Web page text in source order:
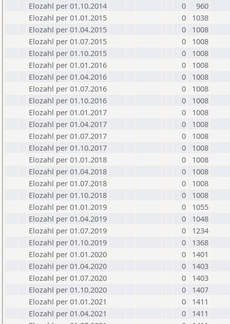
Elozahl per 01.10.2014
0
960
Elozahl per 01.01.2015
0
1038
Elozahl per 01.04.2015
0
1008
Elozahl per 01.07.2015
0
1008
Elozahl per 01.10.2015
0
1008
Elozahl per 01.01.2016
0
1008
Elozahl per 01.04.2016
0
1008
Elozahl per 01.07.2016
0
1008
Elozahl per 01.10.2016
0
1008
Elozahl per 01.01.2017
0
1008
Elozahl per 01.04.2017
0
1008
Elozahl per 01.07.2017
0
1008
Elozahl per 01.10.2017
0
1008
Elozahl per 01.01.2018
0
1008
Elozahl per 01.04.2018
0
1008
Elozahl per 01.07.2018
0
1008
Elozahl per 01.10.2018
0
1008
Elozahl per 01.01.2019
0
1055
Elozahl per 01.04.2019
0
1048
Elozahl per 01.07.2019
0
1234
Elozahl per 01.10.2019
0
1368
Elozahl per 01.01.2020
0
1401
Elozahl per 01.04.2020
0
1403
Elozahl per 01.07.2020
0
1403
Elozahl per 01.10.2020
0
1407
Elozahl per 01.01.2021
0
1411
Elozahl per 01.04.2021
0
1411